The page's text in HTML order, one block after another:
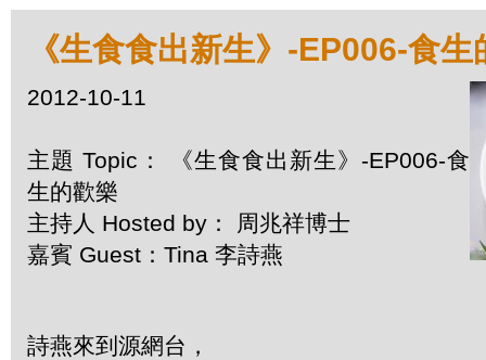
《生食食出新生》-EP006-食生
2012-10-11
主題 Topic： 《生食食出新生》-EP006-食
生的歡樂
主持人 Hosted by： 周兆祥博士
嘉賓 Guest：Tina 李詩燕
詩燕來到源網台，